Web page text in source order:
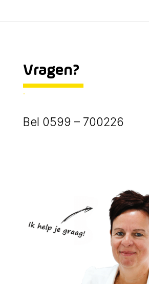
Vragen?
.
Bel 0599 – 700226